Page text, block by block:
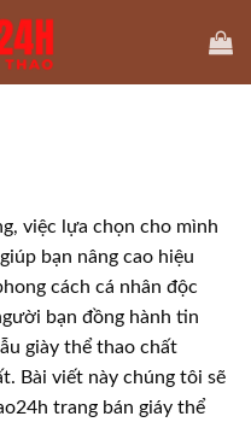
việc lựa chọn cho mình
bạn nâng cao hiệu
cách cá nhân độc
bạn đồng hành tin
giày thể thao chất
Bài viết này chúng tôi sẽ
trang bán giáy thể